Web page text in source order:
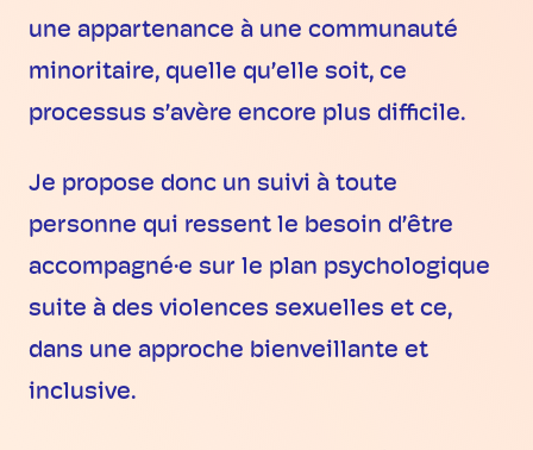
une appartenance à une communauté
minoritaire, quelle qu’elle soit, ce
processus s’avère encore plus difficile.
Je propose donc un suivi à toute
personne qui ressent le besoin d’être
accompagné·e sur le plan psychologique
suite à des violences sexuelles et ce,
dans une approche bienveillante et
inclusive.